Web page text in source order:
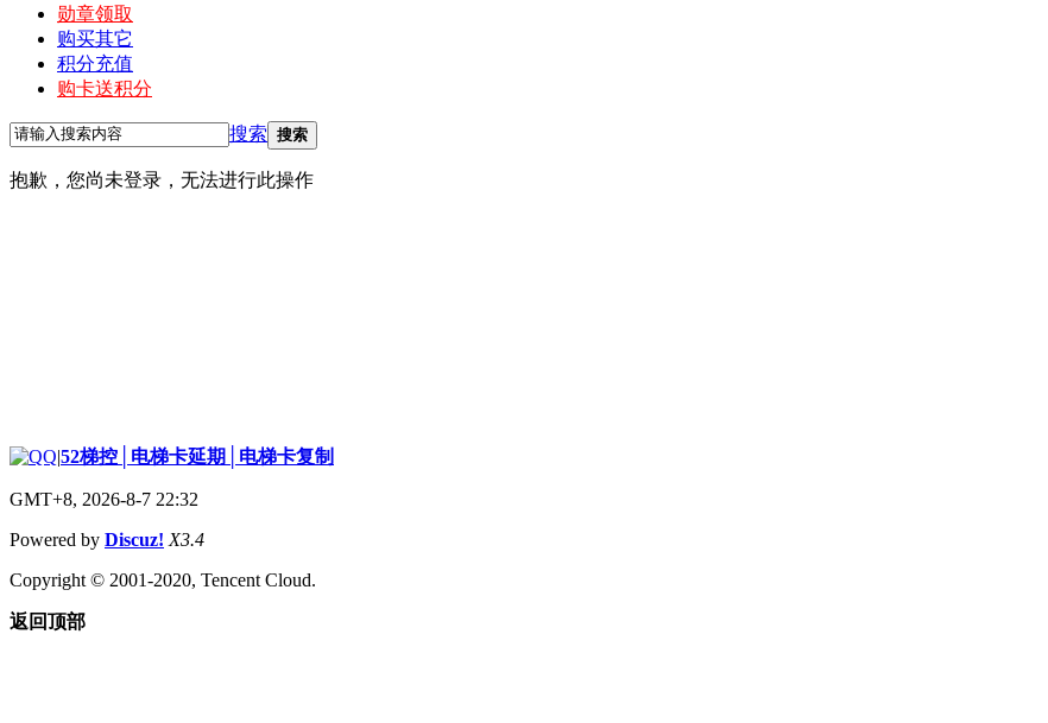
勋章领取
购买其它
积分充值
购卡送积分
搜索 搜索
抱歉，您尚未登录，无法进行此操作
|52梯控│电梯卡延期│电梯卡复制
GMT+8, 2026-8-7 22:32
Powered by Discuz! X3.4
Copyright © 2001-2020, Tencent Cloud.
返回顶部